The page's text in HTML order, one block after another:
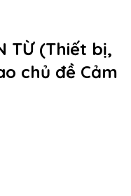
TỪ (Thiết bị,
chủ đề Cảm